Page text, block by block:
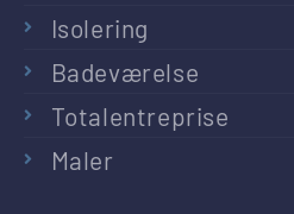
Isolering
Badeværelse
Totalentreprise
Maler